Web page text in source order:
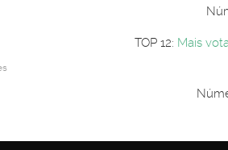
TOP 12: Mais